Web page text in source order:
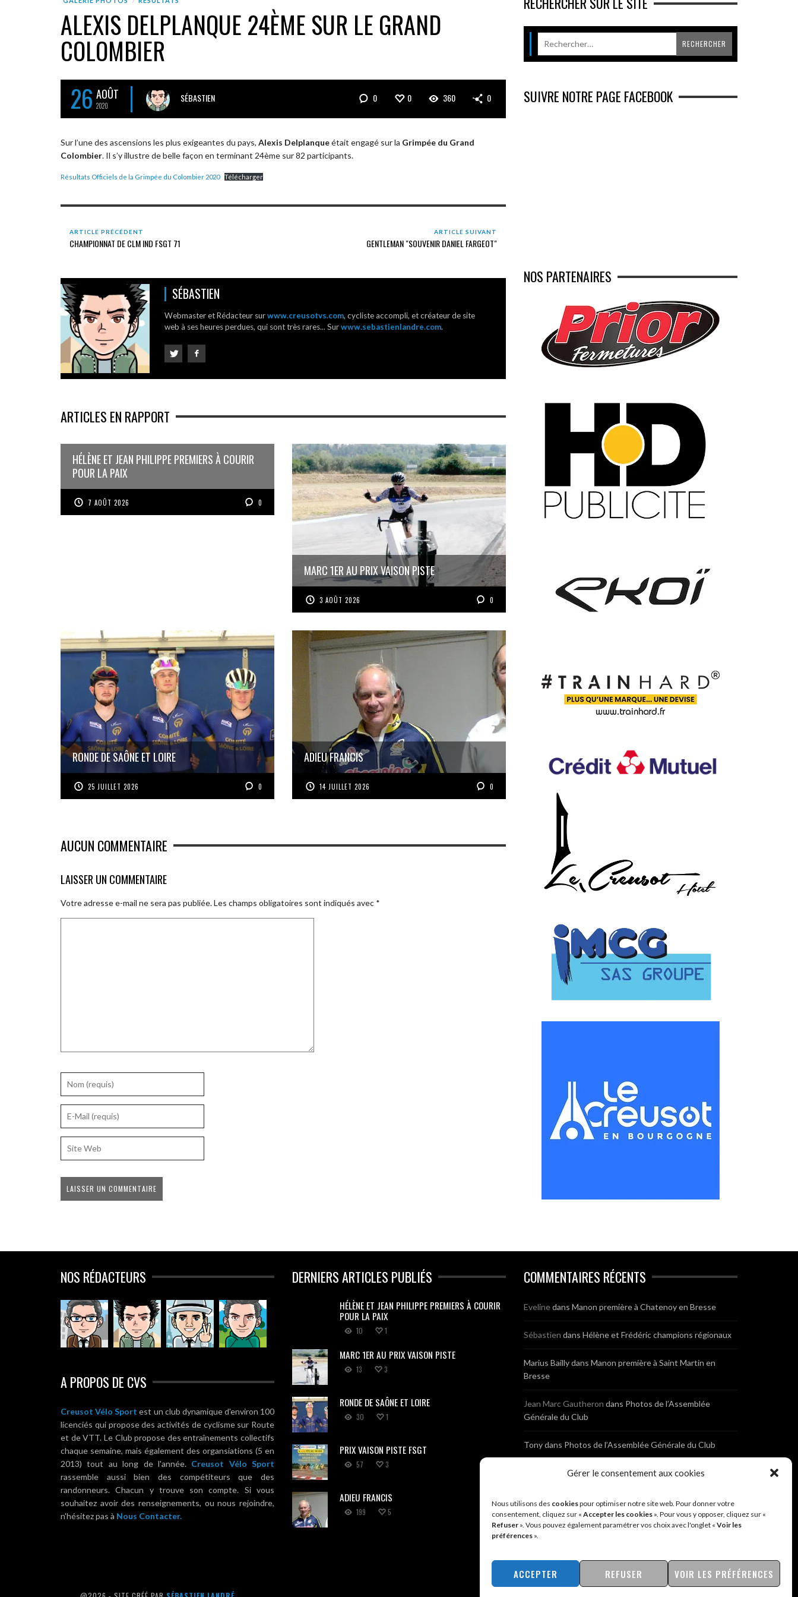
Gérer le consentement aux cookies
Nous utilisons des cookiespour optimiser notre site web. Pour donner votre
consentement, cliquez sur « Accepter les cookies ». Pour vous y opposer, cliquez sur «
Refuser ». Vous pouvez également paramétrer vos choix avec l'onglet « Voir les
préférences ».
ACCEPTER REFUSER VOIR LES PRÉFÉRENCES
ALEXIS DELPLANQUE 24ÈME SUR LE GRAND
COLOMBIER
26 AOÛT
2020
SÉBASTIEN 0 0 360 0
Sur l’une des ascensions les plus exigeantes du pays, Alexis Delplanqueétait engagé sur la Grimpée du Grand
Colombier. Il s’y illustre de belle façon en terminant 24ème sur 82 participants.
Résultats Officiels de la Grimpée du Colombier 2020 Télécharger
ARTICLE PRÉCÉDENT
CHAMPIONNAT DE CLM IND FSGT 71
ARTICLE SUIVANT
GENTLEMAN "SOUVENIR DANIEL FARGEOT"
SÉBASTIEN
Webmaster et Rédacteur surwww.creusotvs.com, cycliste accompli, et créateur de site
web à ses heures perdues, qui sont très rares... Surwww.sebastienlandre.com.
ARTICLES EN RAPPORT
HÉLÈNE ET JEAN PHILIPPE PREMIERS À COURIR
POUR LA PAIX
7 AOÛT 2026 0
MARC 1ER AU PRIX VAISON PISTE
3 AOÛT 2026 0
RONDE DE SAÔNE ET LOIRE
25 JUILLET 2026 0
ADIEU FRANCIS
14 JUILLET 2026 0
AUCUN COMMENTAIRE
LAISSER UN COMMENTAIRE
Votre adresse e-mail ne sera pas publiée.Les champs obligatoires sont indiqués avec *
SUIVRE NOTRE PAGE FACEBOOK
NOS PARTENAIRES
NOS RÉDACTEURS
A PROPOS DE CVS
Creusot Vélo Sport est un club dynamique d'environ 100
licenciés qui propose des activités de cyclisme sur Route
et de VTT. Le Club propose des entraînements collectifs
chaque semaine, mais également des organsiations (5 en
2013) tout au long de l'année. Creusot Vélo Sport
rassemble aussi bien des compétiteurs que des
randonneurs. Chacun y trouve son compte. Si vous
souhaitez avoir des renseignements, ou nous rejoindre,
n'hésitez pas à Nous Contacter.
DERNIERS ARTICLES PUBLIÉS
HÉLÈNE ET JEAN PHILIPPE PREMIERS À COURIR
POUR LA PAIX
10 1
MARC 1ER AU PRIX VAISON PISTE
13 3
RONDE DE SAÔNE ET LOIRE
30 1
PRIX VAISON PISTE FSGT
57 3
ADIEU FRANCIS
199 5
COMMENTAIRES RÉCENTS
Evelinedans Manon première à Chatenoy en Bresse
Sébastien dans Hélène et Frédéric champions régionaux
Marius Baillydans Manon première à Saint Martin en
Bresse
Jean Marc Gautheron dans Photos de l’Assemblée
Générale du Club
Tonydans Photos de l’Assemblée Générale du Club
dansCyclocross de Brochon (21)
BreniauxdansCyclocross de Brochon (21)
AnonymedansDiététique Nutrition 71 – Cécile Guyon
Robert